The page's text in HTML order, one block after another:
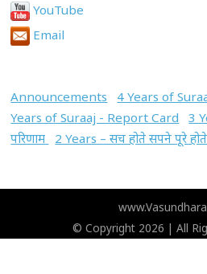
YouTube
Email
Announcements 4 Years of
Years of Suraaj - Report Card
3
परिणाम
2 Years – सच होते सपने पूरे
© Copyright 2026 | All